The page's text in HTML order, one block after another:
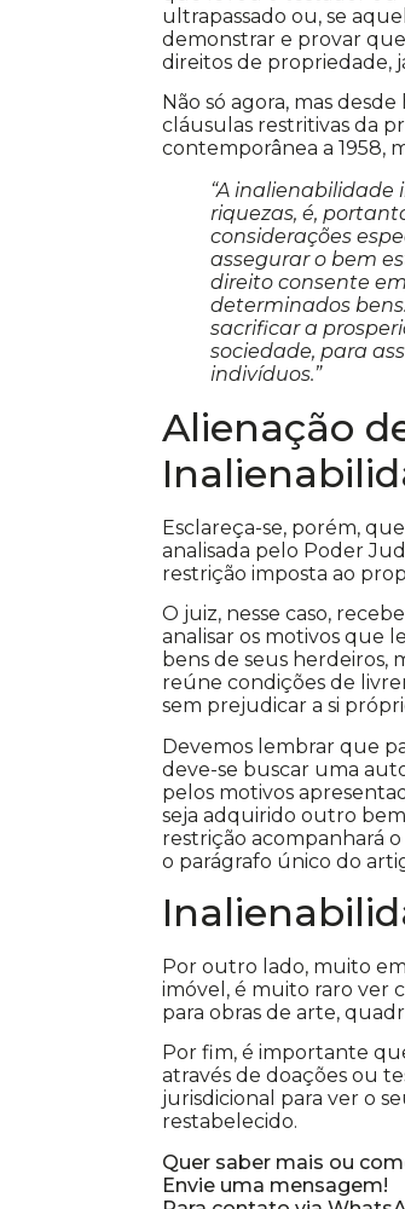
ultrapassado ou, se
demonstrar e provar
direitos de propriedade,
Não só agora, mas
cláusulas restritivas da
contemporânea a 1958,
“A inalienabilidade
riquezas, é,
considerações
assegurar o bem
direito consente
determinados
sacrificar a
sociedade, para
indivíduos.”
Alienação
Esclareça-se, porém,
analisada pelo Poder
restrição imposta ao
O juiz, nesse caso,
analisar os motivos que
bens de seus herdeiros,
reúne condições de
sem prejudicar a si
Devemos lembrar que
deve-se buscar uma
pelos motivos
seja adquirido outro
restrição acompanhará
o parágrafo único do
Por outro lado, muito
imóvel, é muito raro ver
para obras de arte,
Por fim, é importante
através de doações ou
jurisdicional para ver o
restabelecido.
Quer saber mais ou
Envie uma mensagem!